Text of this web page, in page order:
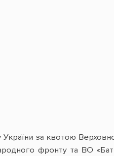
України за квотою
фронту та ВО